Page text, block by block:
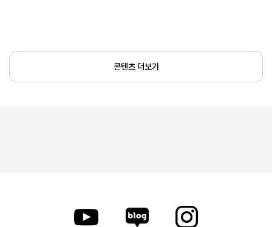
콘텐츠 더보기